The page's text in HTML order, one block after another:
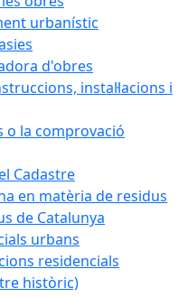
urbanístic
d'obres
instal·lacions i
o la comprovació
Cadastre
en matèria de residus
de Catalunya
urbans
residencials
històric)